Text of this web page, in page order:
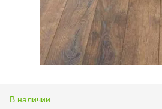
В наличии